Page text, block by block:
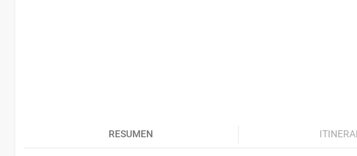
RESUMEN